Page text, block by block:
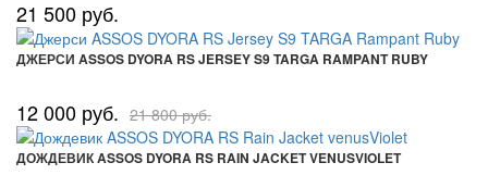
21 500 руб.
ДЖЕРСИ ASSOS DYORA RS JERSEY S9 TARGA RAMPANT RUBY
12 000 руб. 21 800 руб.
ДОЖДЕВИК ASSOS DYORA RS RAIN JACKET VENUSVIOLET